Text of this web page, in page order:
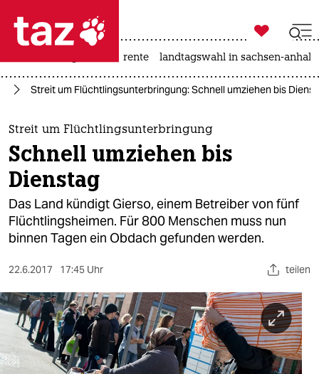
 taz zahl ich
taz zahl ich
themen
politik
öko
gesellschaft
sport
berlin
nord

taz zahl ich
rente landtagswahl in sachsen-anhalt
Streit um Flüchtlingsunterbringung: Schnell umziehen bis
Streit um Flüchtlingsunterbringung
Schnell umziehen bis
Dienstag
Das Land kündigt Gierso, einem Betreiber von fünf
Flüchtlingsheimen. Für 800 Menschen muss nun
binnen Tagen ein Obdach gefunden werden.
22.6.2017 17:45 Uhr teilen